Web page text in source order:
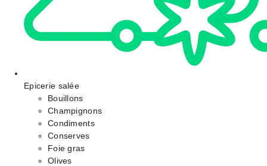
Epicerie salée
Bouillons
Champignons
Condiments
Conserves
Foie gras
Olives